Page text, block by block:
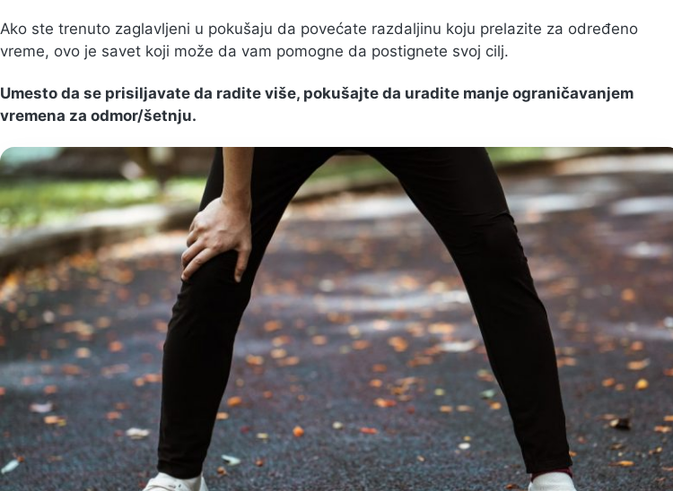
Ako ste trenuto zaglavljeni u pokušaju da povećate razdaljinu koju prelazite za određeno
vreme, ovo je savet koji može da vam pomogne da postignete svoj cilj.
Umesto da se prisiljavate da radite više, pokušajte da uradite manje ograničavanjem
vremena za odmor/šetnju.